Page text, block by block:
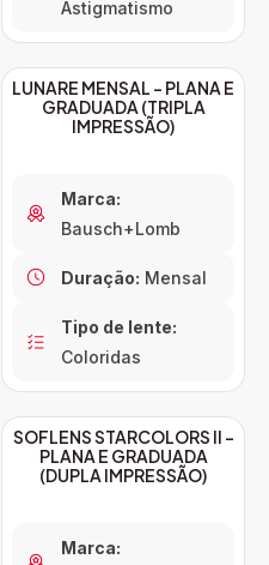
Astigmatismo
LUNARE MENSAL – PLANA E
GRADUADA (TRIPLA
IMPRESSÃO)
Marca:
Bausch+Lomb
Duração: Mensal
Tipo de lente:
Coloridas
SOFLENS STARCOLORS II –
PLANA E GRADUADA
(DUPLA IMPRESSÃO)
Marca: